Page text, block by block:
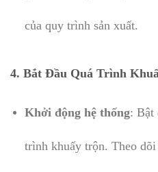
của quy trình sản xuất.
4. Bắt Đầu Quá Trình
Khởi động hệ thống: Bật
trình khuấy trộn. Theo